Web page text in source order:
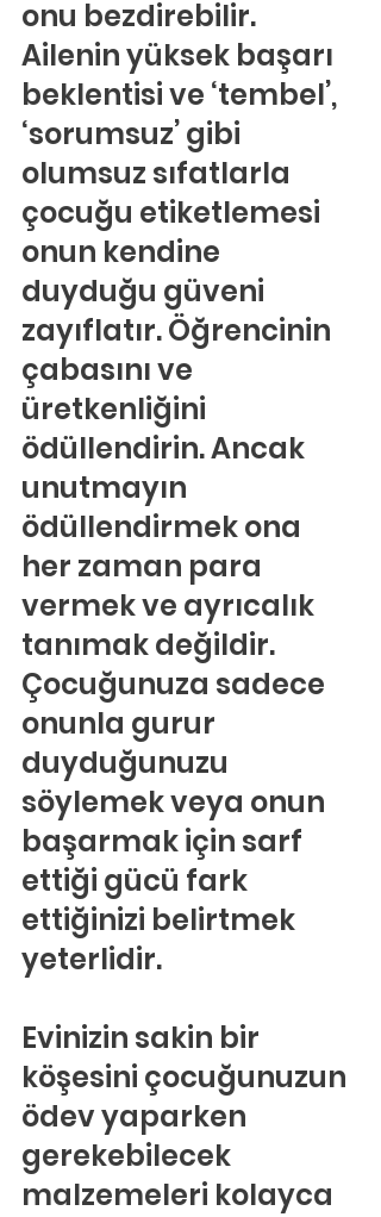
onu bezdirebilir.
Ailenin yüksek başarı
beklentisi ve ‘tembel’,
‘sorumsuz’ gibi
olumsuz sıfatlarla
çocuğu etiketlemesi
onun kendine
duyduğu güveni
zayıflatır. Öğrencinin
çabasını ve
üretkenliğini
ödüllendirin. Ancak
unutmayın
ödüllendirmek ona
her zaman para
vermek ve ayrıcalık
tanımak değildir.
Çocuğunuza sadece
onunla gurur
duyduğunuzu
söylemek veya onun
başarmak için sarf
ettiği gücü fark
ettiğinizi belirtmek
yeterlidir.
Evinizin sakin bir
köşesini çocuğunuzun
ödev yaparken
gerekebilecek
malzemeleri kolayca